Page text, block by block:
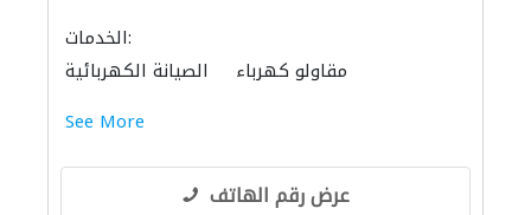
الخدمات:
الصيانة الكهربائية
مقاولو كهرباء
See More
عرض رقم الهاتف